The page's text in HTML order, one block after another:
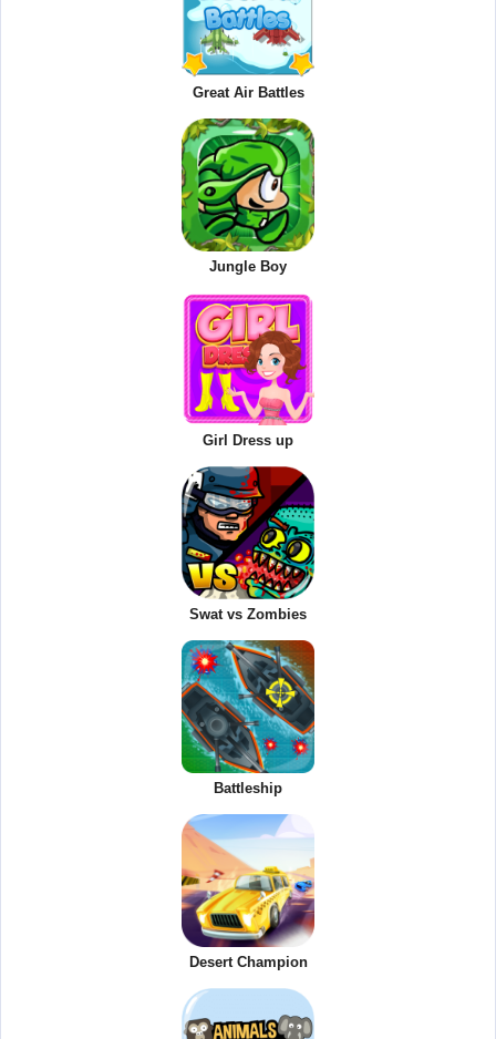
Great Air Battles
Jungle Boy
Girl Dress up
Swat vs Zombies
Battleship
Desert Champion